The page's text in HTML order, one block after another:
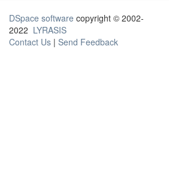
DSpace software copyright © 2002-
2022 LYRASIS
Contact Us | Send Feedback